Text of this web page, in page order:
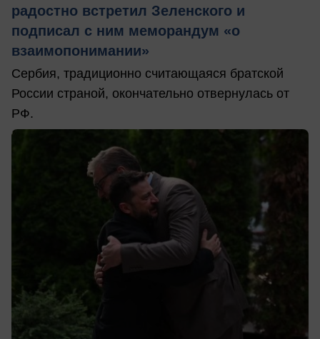
радостно встретил Зеленского и
подписал с ним меморандум «о
взаимопонимании»
Сербия, традиционно считающаяся братской
России страной, окончательно отвернулась от
РФ.